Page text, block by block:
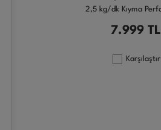
2,5 kg/dk Kıyma
7.999 TL
Karşılaştır